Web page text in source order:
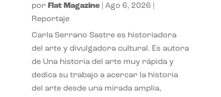
por Flat Magazine| Ago 6, 2026
Reportaje
Carla Serrano Sastre es historiadora
del arte y divulgadora cultural. Es autora
de Una historia del arte muy rápida y
dedica su trabajo a acercar la historia
del arte desde una mirada amplia,